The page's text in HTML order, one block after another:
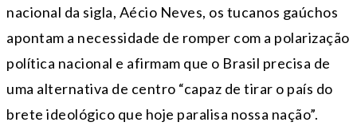
nacional da sigla, Aécio Neves, os tucanos gaúchos
apontam a necessidade de romper com a polarização
política nacional e afirmam que o Brasil precisa de
uma alternativa de centro “capaz de tirar o país do
brete ideológico que hoje paralisa nossa nação”.